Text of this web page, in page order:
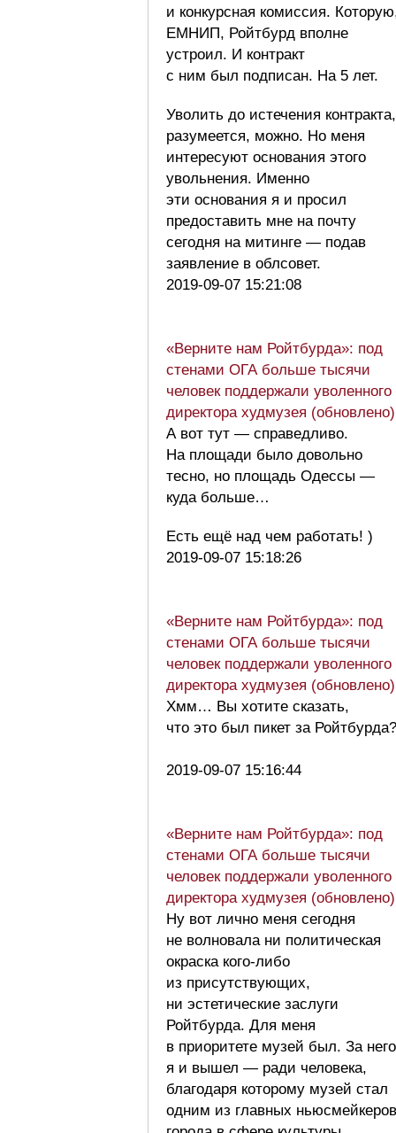
и конкурсная комиссия.
ЕМНИП, Ройтбурд вполне
устроил. И контракт
с ним был подписан. На 5 лет.
Уволить до истечения контракта,
разумеется, можно. Но меня
интересуют основания этого
увольнения. Именно
эти основания я и просил
предоставить мне на почту
сегодня на митинге — подав
заявление в облсовет.
2019-09-07 15:21:08
«Верните нам Ройтбурда»: под
стенами ОГА больше тысячи
человек поддержали уволенного
директора худмузея (обновлено)
А вот тут — справедливо.
На площади было довольно
тесно, но площадь Одессы —
куда больше…
Есть ещё над чем работать! )
2019-09-07 15:18:26
«Верните нам Ройтбурда»: под
стенами ОГА больше тысячи
человек поддержали уволенного
директора худмузея (обновлено)
Хмм… Вы хотите сказать,
что это был пикет за Ройтбурда?
2019-09-07 15:16:44
«Верните нам Ройтбурда»: под
стенами ОГА больше тысячи
человек поддержали уволенного
директора худмузея (обновлено)
Ну вот лично меня сегодня
не волновала ни политическая
окраска кого-либо
из присутствующих,
ни эстетические заслуги
Ройтбурда. Для меня
в приоритете музей был. За него
я и вышел — ради человека,
благодаря которому музей стал
одним из главных ньюсмейкеров